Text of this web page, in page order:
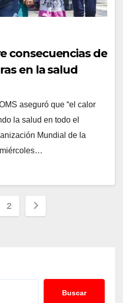
consecuencias de
en la salud
aseguró que “el calor
la salud en todo el
Mundial de la
2
Buscar